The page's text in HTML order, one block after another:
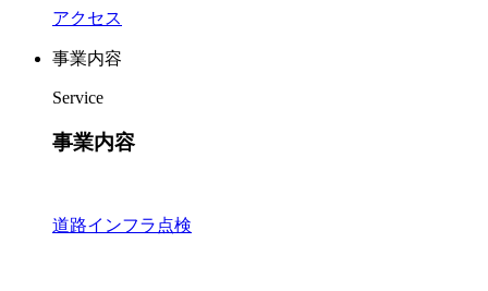
アクセス
事業内容
Service
事業内容
道路インフラ点検